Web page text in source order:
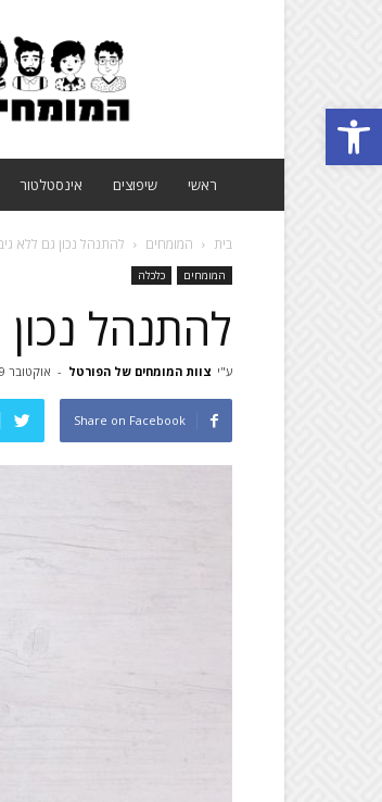
Open toolbar
ראשי שיפוצים אינסטלטור
בית המומחים להתנהל נכון גם ללא
המומחים כלכלה
להתנהל
ע"י צוות המומחים של הפורטל - אוקטובר 9, 2022
Share on Facebook